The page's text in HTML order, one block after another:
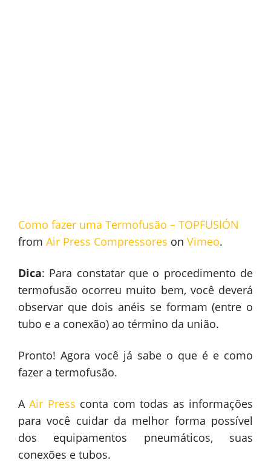
Como fazer uma Termofusão – TOPFUSIÓN
from Air Press Compressores on Vimeo.
Dica: Para constatar que o procedimento de
termofusão ocorreu muito bem, você deverá
observar que dois anéis se formam (entre o
tubo e a conexão) ao término da união.
Pronto! Agora você já sabe o que é e como
fazer a termofusão.
AAir Press conta com todas as informações
para você cuidar da melhor forma possível
dos equipamentos pneumáticos, suas
conexões e tubos.